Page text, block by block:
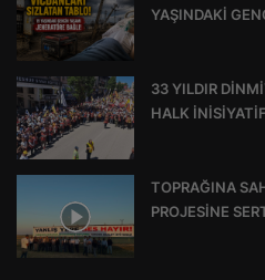
YAŞINDAKİ
33 YILDIR
HALK
TOPRAĞINA
PROJESİNE